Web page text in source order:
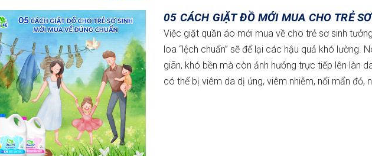
05 CÁCH GIẶT ĐỒ MỚI MUA CHO TRẺ
Việc giặt quần áo mới mua về cho trẻ sơ sinh
loa “lệch chuẩn” sẽ để lại các hậu quả khó lường.
giãn, khó bền mà còn ảnh hưởng trực tiếp lên làn
có thể bị viêm da dị ứng, viêm nhiễm, nổi mẩn đỏ,